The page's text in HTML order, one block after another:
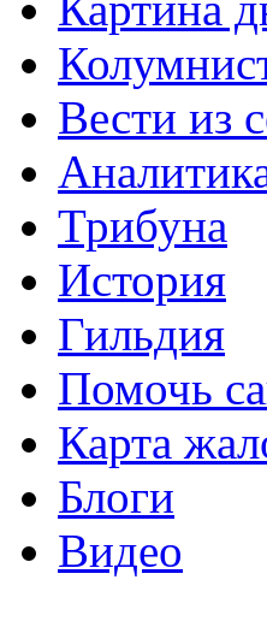
Вести из
Трибуна
История
Гильдия
Помочь
Карта
Блоги
Видео